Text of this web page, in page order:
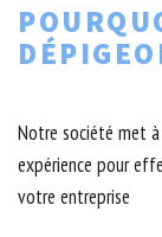
Notre société met
expérience pour
votre entreprise